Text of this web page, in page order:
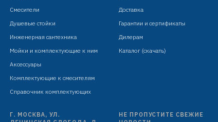
Смесители
Душевые стойки
Инженерная сантехника
Мойки и комплектующие к ним
Аксессуары
Комплектующие к смесителям
Справочник комплектующих
Доставка
Гарантии и сертификаты
Дилерам
Каталог (скачать)
Г. МОСКВА, УЛ.
НЕ ПРОПУСТИТЕ СВЕЖИЕ